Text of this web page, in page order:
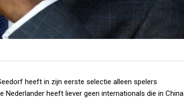
heeft in zijn eerste selectie alleen spelers
Nederlander heeft liever geen internationals die in China